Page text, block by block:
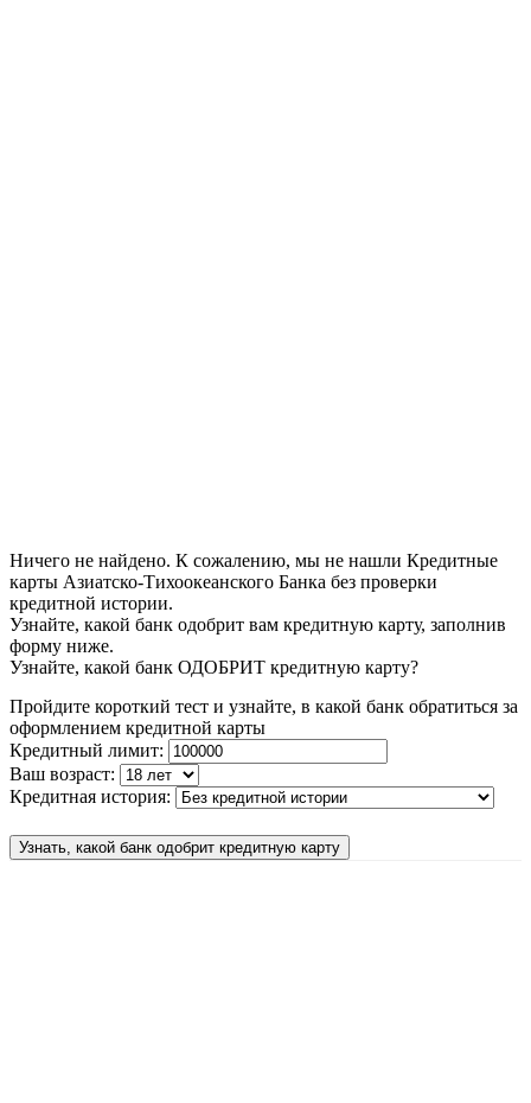
Ничего не найдено. К сожалению, мы не нашли Кредитные
карты Азиатско-Тихоокеанского Банка без проверки
кредитной истории.
Узнайте, какой банк одобрит вам кредитную карту, заполнив
форму ниже.
Узнайте, какой банк ОДОБРИТ кредитную карту?
Пройдите короткий тест и узнайте, в какой банк обратиться за
оформлением кредитной карты
Кредитный лимит:
Ваш возраст:
Кредитная история:
Узнать, какой банк одобрит кредитную карту